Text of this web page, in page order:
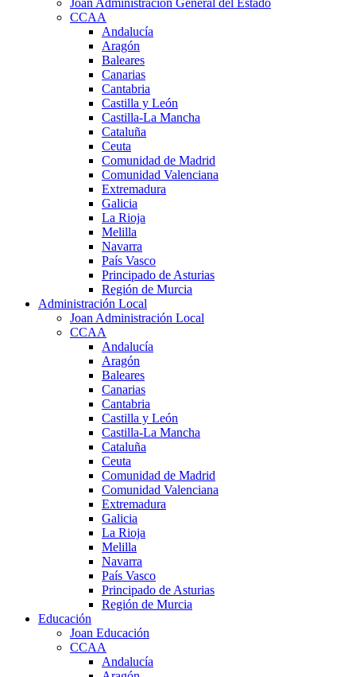
CCAA
Andalucía
Aragón
Baleares
Canarias
Cantabria
Castilla y León
Castilla-La Mancha
Cataluña
Ceuta
Comunidad de Madrid
Comunidad Valenciana
Extremadura
Galicia
La Rioja
Melilla
Navarra
País Vasco
Principado de Asturias
Región de Murcia
Administración Local
Joan Administración Local
CCAA
Andalucía
Aragón
Baleares
Canarias
Cantabria
Castilla y León
Castilla-La Mancha
Cataluña
Ceuta
Comunidad de Madrid
Comunidad Valenciana
Extremadura
Galicia
La Rioja
Melilla
Navarra
País Vasco
Principado de Asturias
Región de Murcia
Educación
Joan Educación
CCAA
Andalucía